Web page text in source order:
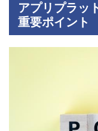
アプリプラッ
重要ポイント